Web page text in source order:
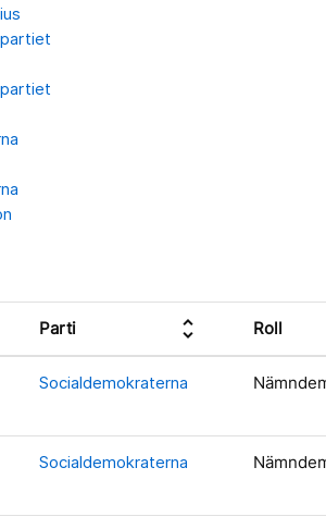
Parti unfold_more Roll
Socialdemokraterna
Socialdemokraterna